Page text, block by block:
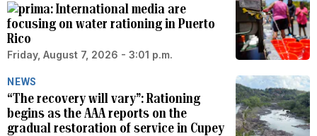
International media are
focusing on water rationing in Puerto
Rico
Friday, August 7, 2026 - 3:01 p.m.
NEWS
“The recovery will vary”: Rationing
begins as the AAA reports on the
gradual restoration of service in Cupey